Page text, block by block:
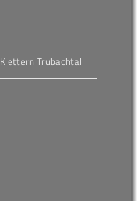
Klettern Trubachtal